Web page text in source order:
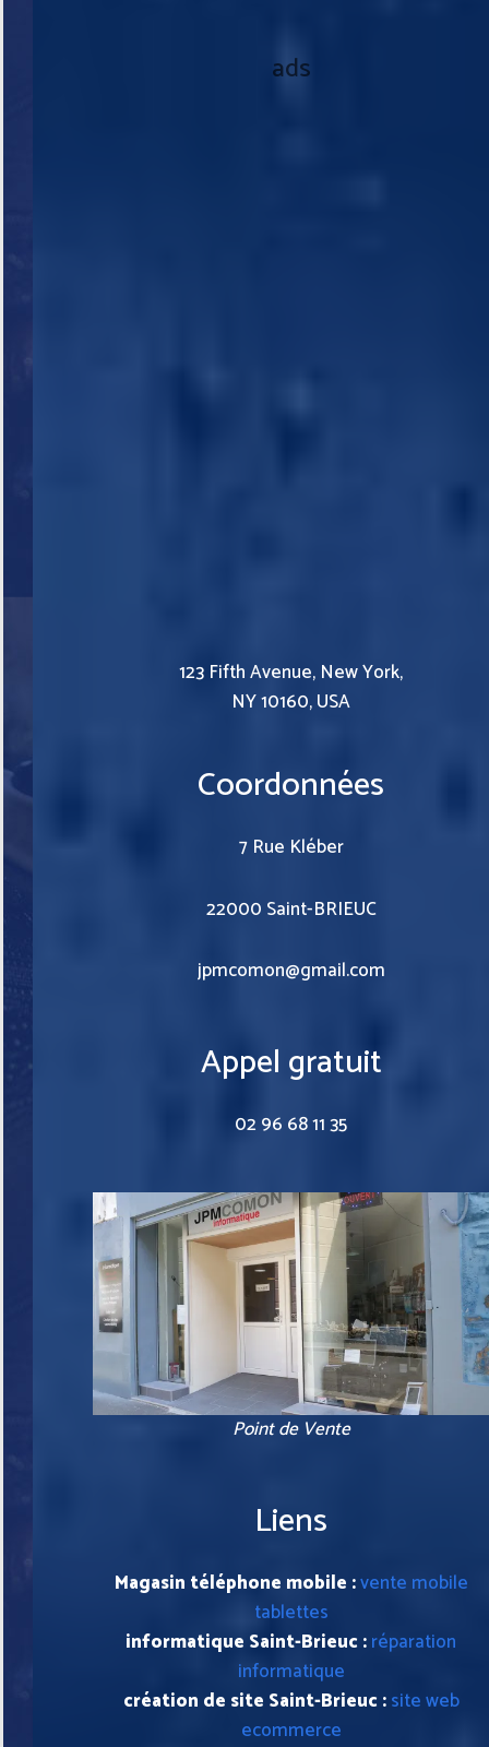
ads
123 Fifth Avenue, New York,
NY 10160, USA
Coordonnées
7 Rue Kléber
22000 Saint-BRIEUC
jpmcomon@gmail.com
Appel gratuit
02 96 68 11 35
Point de Vente
Liens
Magasin téléphone mobile :vente mobile
tablettes
informatique Saint-Brieuc :réparation
informatique
création de site Saint-Brieuc :site web
ecommerce